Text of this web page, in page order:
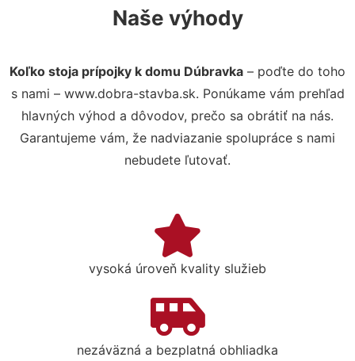
Naše výhody
Koľko stoja prípojky k domu Dúbravka – poďte do toho
s nami – www.dobra-stavba.sk. Ponúkame vám prehľad
hlavných výhod a dôvodov, prečo sa obrátiť na nás.
Garantujeme vám, že nadviazanie spolupráce s nami
nebudete ľutovať.
vysoká úroveň kvality služieb
nezáväzná a bezplatná obhliadka